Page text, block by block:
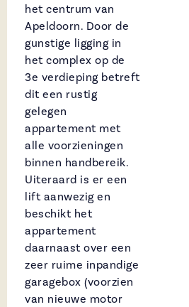
het centrum van
Apeldoorn. Door de
gunstige ligging in
het complex op de
3e verdieping betreft
dit een rustig
gelegen
appartement met
alle voorzieningen
binnen handbereik.
Uiteraard is er een
lift aanwezig en
beschikt het
appartement
daarnaast over een
zeer ruime inpandige
garagebox (voorzien
van nieuwe motor